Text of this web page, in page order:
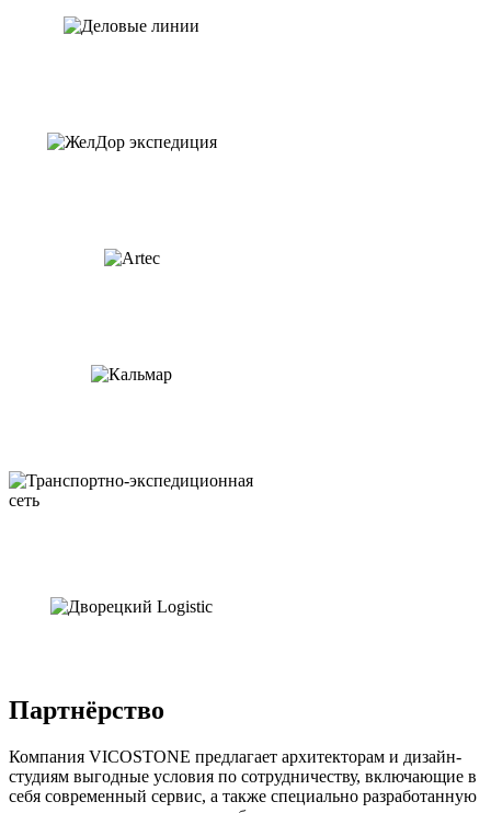
Партнёрство
Компания VICOSTONE предлагает архитекторам и дизайн-
студиям выгодные условия по сотрудничеству, включающие в
себя современный сервис, а также специально разработанную